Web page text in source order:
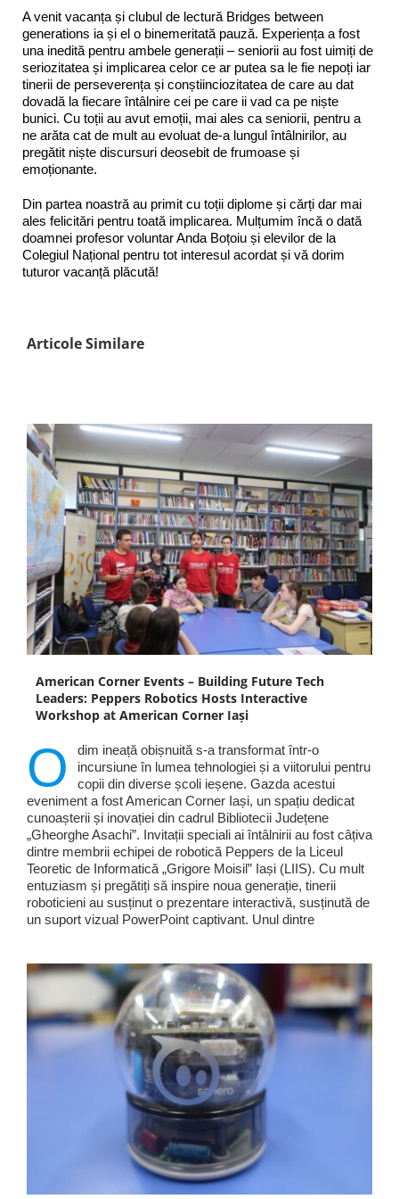
A venit vacanța și clubul de lectură Bridges between
generations ia și el o binemeritată pauză. Experiența a fost
una inedită pentru ambele generații – seniorii au fost uimiți de
seriozitatea și implicarea celor ce ar putea sa le fie nepoți iar
tinerii de perseverența și conștiinciozitatea de care au dat
dovadă la fiecare întâlnire cei pe care ii vad ca pe niște
bunici. Cu toții au avut emoții, mai ales ca seniorii, pentru a
ne arăta cat de mult au evoluat de-a lungul întâlnirilor, au
pregătit niște discursuri deosebit de frumoase și
emoționante.
Din partea noastră au primit cu toții diplome și cărți dar mai
ales felicitări pentru toată implicarea. Mulțumim încă o dată
doamnei profesor voluntar Anda Boțoiu și elevilor de la
Colegiul Național pentru tot interesul acordat și vă dorim
tuturor vacanță plăcută!
Articole Similare
American Corner Events – Building Future Tech
Leaders: Peppers Robotics Hosts Interactive
Workshop at American Corner Iași
O
dim ineață obișnuită s-a transformat într-o
incursiune în lumea tehnologiei și a viitorului pentru
copii din diverse școli ieșene. Gazda acestui
eveniment a fost American Corner Iași, un spațiu dedicat
cunoașterii și inovației din cadrul Bibliotecii Județene
„Gheorghe Asachi”. Invitații speciali ai întâlnirii au fost câțiva
dintre membrii echipei de robotică Peppers de la Liceul
Teoretic de Informatică „Grigore Moisil” Iași (LIIS). Cu mult
entuziasm și pregătiți să inspire noua generație, tinerii
roboticieni au susținut o prezentare interactivă, susținută de
un suport vizual PowerPoint captivant. Unul dintre